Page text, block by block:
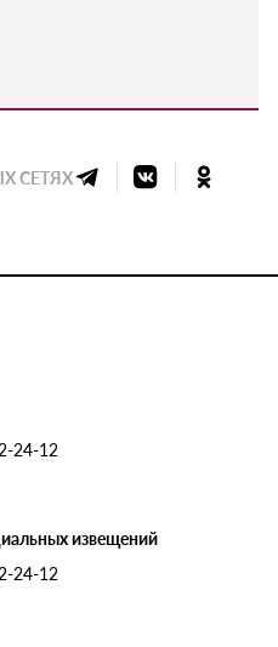
СЕТЯХ
24-12
извещений
24-12